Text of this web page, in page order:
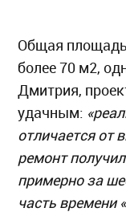
Общая
более 70 м2,
Дмитрия,
удачным:
отличается от
ремонт
примерно за
часть времени